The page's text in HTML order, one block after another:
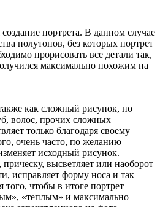
портрета. В данном случае
полутонов, без которых портрет
прорисовать все детали так,
максимально похожим на
как сложный рисунок, но
волос, прочих сложных
только благодаря своему
очень часто, по желанию
исходный рисунок.
высветляет или наоборот
исправляет форму носа и так
того, чтобы в итоге портрет
«теплым» и максимально